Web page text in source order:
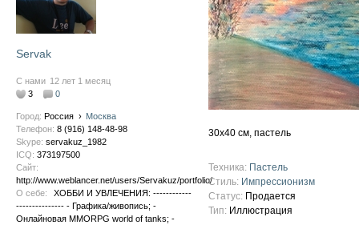
Servak
С нами 12 лет 1 месяц
3
0
Город: Россия › Москва
Телефон: 8 (916) 148-48-98
Skype: servakuz_1982
ICQ: 373197500
Сайт:
http://www.weblancer.net/users/Servakuz/portfolio/
О себе:
ХОББИ И УВЛЕЧЕНИЯ: ------------
--------------- - Графика/живопись; -
Онлайновая MMORPG world of tanks; -
30х40 см, пастель
Техника: Пастель
Стиль: Импрессионизм
Статус: Продается
Тип: Иллюстрация